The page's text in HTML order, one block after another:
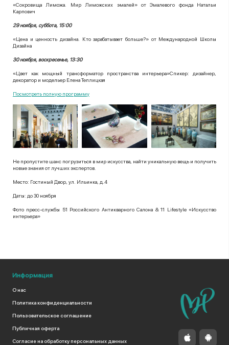
«Сокровища Лиможа. Мир Лиможских эмалей» от Эмалевого фонда Натальи
Карпович
29 ноября, суббота, 15:00
«Цена и ценность дизайна. Кто зарабатывает больше?» от Международной Школы
Дизайна
30 ноября, воскресенье, 13:30
«Цвет как мощный трансформатор пространства интерьера»Спикер: дизайнер,
декоратор и модельер Елена Теплицкая
Посмотреть полную программу
Не пропустите шанс погрузиться в мир искусства, найти уникальную вещь и получить
новые знания от лучших экспертов.
Место: Гостиный Двор, ул. Ильинка, д.4
Даты: до 30 ноября
Фото пресс-службы 51 Российского Антикварного Салона & 11 Lifestyle «Искусство
интерьера»
Информация
О нас
Политика конфиденциальности
Пользовательское соглашение
Публичная оферта
Согласие на обработку персональных данных